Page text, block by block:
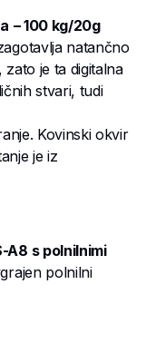
– 100 kg/20g
natančno
zato je ta digitalna
stvari, tudi
Kovinski okvir
je iz
A8 s polnilnimi
polnilni